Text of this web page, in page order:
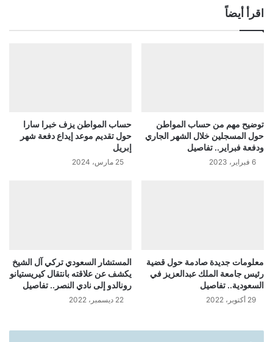
اقرأ أيضاً
توضيح مهم من حساب المواطن
حول المسجلين خلال الشهر الجاري
ودفعة فبراير.. تفاصيل
6 فبراير، 2023
حساب المواطن يزف خبرا سارا
حول تقديم موعد إيداع دفعة شهر
إبريل
25 مارس، 2024
معلومات جديدة صادمة حول قضية
رئيس جامعة الملك عبدالعزيز في
السعودية.. تفاصيل
29 أكتوبر، 2022
المستشار السعودي تركي آل الشيخ
يكشف عن علاقته بانتقال كيريستيانو
رونالدو إلى نادي النصر.. تفاصيل
22 ديسمبر، 2022